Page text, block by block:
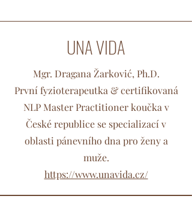
UNA VIDA
Mgr. Dragana Žarković, Ph.D.
První fyzioterapeutka & certifikovaná
NLP Master Practitioner koučka v
České republice se specializací v
oblasti pánevního dna pro ženy a
muže.
https://www.unavida.cz/